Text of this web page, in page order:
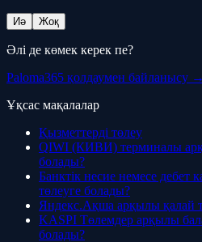
Иә Жоқ
Әлі де көмек керек пе?
Paloma365 қолдаумен байланысу →
Ұқсас мақалалар
Қызметтерді төлеу
QIWI (КИВИ) терминалы
болады?
Банктік несие немесе дебет
төлеуге болады?
Яндекс.Ақша арқылы қалай
KASPI Төлемдер арқылы
болады?